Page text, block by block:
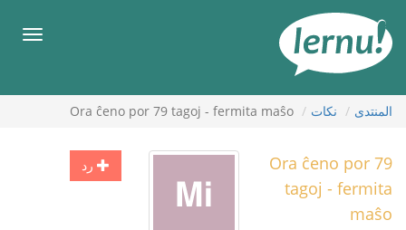
المحتويات
قائمة
المنتدى نكات Ora ĉeno por 79 tagoj - fermita maŝo
رد
Ora ĉeno por 79
tagoj - fermita
maŝo